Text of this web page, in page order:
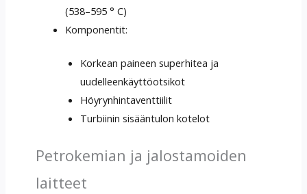
(538–595 ° C)
Komponentit:
Korkean paineen superhitea ja
uudelleenkäyttöotsikot
Höyrynhintaventtiilit
Turbiinin sisääntulon kotelot
Petrokemian ja jalostamoiden
laitteet